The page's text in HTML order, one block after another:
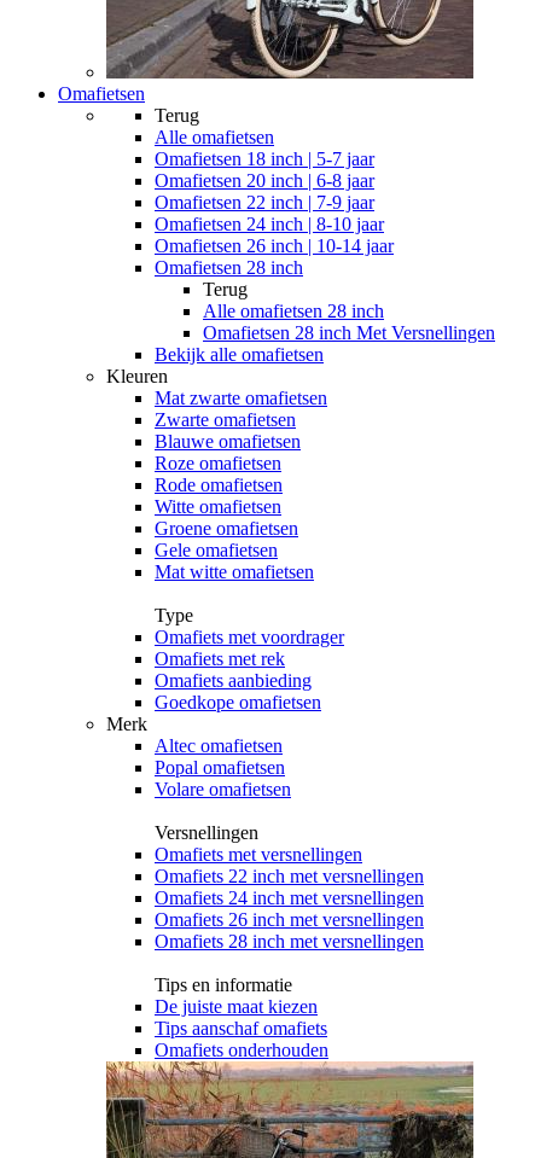
Omafietsen
Terug
Alle omafietsen
Omafietsen 18 inch | 5-7 jaar
Omafietsen 20 inch | 6-8 jaar
Omafietsen 22 inch | 7-9 jaar
Omafietsen 24 inch | 8-10 jaar
Omafietsen 26 inch | 10-14 jaar
Omafietsen 28 inch
Terug
Alle omafietsen 28 inch
Omafietsen 28 inch Met Versnellingen
Bekijk alle omafietsen
Kleuren
Mat zwarte omafietsen
Zwarte omafietsen
Blauwe omafietsen
Roze omafietsen
Rode omafietsen
Witte omafietsen
Groene omafietsen
Gele omafietsen
Mat witte omafietsen
Type
Omafiets met voordrager
Omafiets met rek
Omafiets aanbieding
Goedkope omafietsen
Merk
Altec omafietsen
Popal omafietsen
Volare omafietsen
Versnellingen
Omafiets met versnellingen
Omafiets 22 inch met versnellingen
Omafiets 24 inch met versnellingen
Omafiets 26 inch met versnellingen
Omafiets 28 inch met versnellingen
Tips en informatie
De juiste maat kiezen
Tips aanschaf omafiets
Omafiets onderhouden